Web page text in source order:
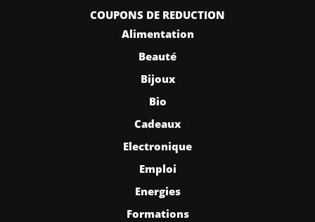
COUPONS DE REDUCTION
Alimentation
Beauté
Bijoux
Bio
Cadeaux
Electronique
Emploi
Energies
Formations